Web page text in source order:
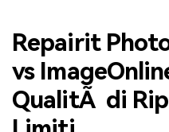
Repairit
vs
QualitÃ di